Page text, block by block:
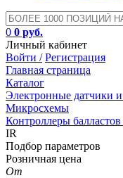
0 0 руб.
Личный кабинет
Войти / Регистрация
Главная страница
Каталог
Электронные датчики
Микросхемы
Контроллеры
IR
Подбор параметров
Розничная цена
От